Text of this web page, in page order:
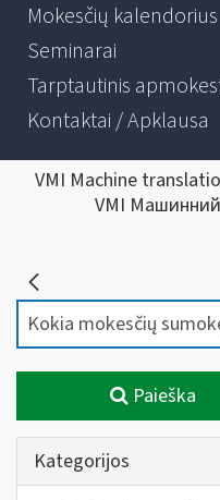
Mokesčių kalendorius
Seminarai
Tarptautinis
Kontaktai / Apklausa
VMI Machine
VMI
Paieška
Kategorijos